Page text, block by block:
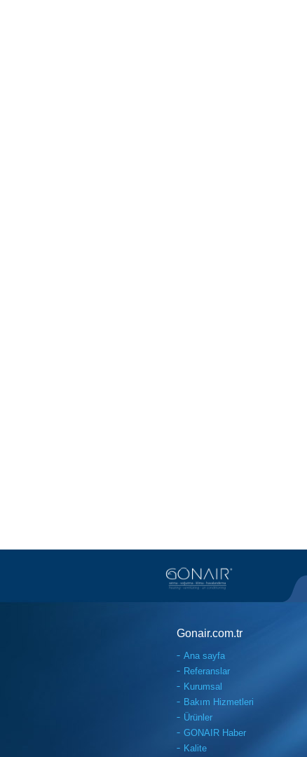
Gonair.com.tr
Ana sayfa
Referanslar
Kurumsal
Bakım Hizmetleri
Ürünler
GONAIR Haber
Kalite